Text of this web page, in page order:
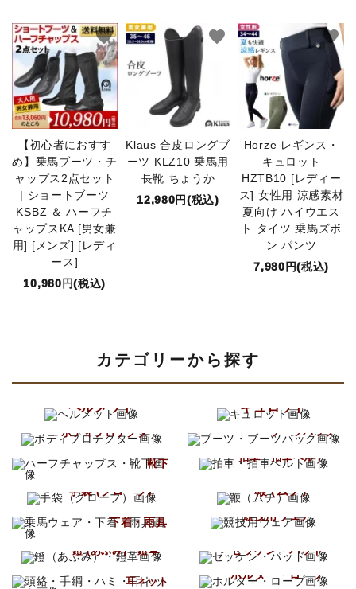
【初心者におすす
め】乗馬ブーツ・チ
ャップス2点セット
| ショートブーツ
KSBZ ＆ ハーフチ
ャップスKA [男女兼
用] [メンズ] [レディ
ース]
10,980円(税込)
favorite
Klaus 合皮ロングブ
ーツ KLZ10 乗馬用
長靴 ちょうか
12,980円(税込)
favorite
Horze レギンス・
キュロット
HZTB10 [レディー
ス] 女性用 涼感素材
夏向け ハイウエス
ト タイツ 乗馬ズボ
ン パンツ
7,980円(税込)
favorite
カテゴリーから探す
ヘルメット キュロット
ボディプロテクター
ブーツ
ブーツバッグ
靴下
拍車・拍車ベルト
手袋 (グローブ) 鞭 (ムチ)
下着・雨具
競技用ウェア
鐙 (あぶみ)・鐙革 ゼッケン・パッド
耳ネット
ホルター・ロープ